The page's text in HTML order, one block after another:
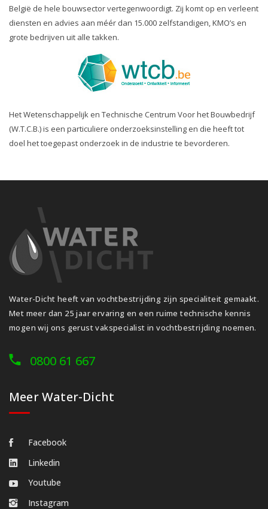
België de hele bouwsector vertegenwoordigt. Zij komt op en verleent
diensten en advies aan méér dan 15.000 zelfstandigen, KMO’s en
grote bedrijven uit alle takken.
Het Wetenschappelijk en Technische Centrum Voor het Bouwbedrijf
(W.T.C.B.) is een particuliere onderzoeksinstelling en die heeft tot
doel het toegepast onderzoek in de industrie te bevorderen.
Water-Dicht heeft van vochtbestrijding zijn specialiteit gemaakt.
Met meer dan 25 jaar ervaring en een ruime technische kennis
mogen wij ons gerust vakspecialist in vochtbestrijding noemen.
0800 61 667
Meer Water-Dicht
Facebook
Linkedin
Youtube
Instagram